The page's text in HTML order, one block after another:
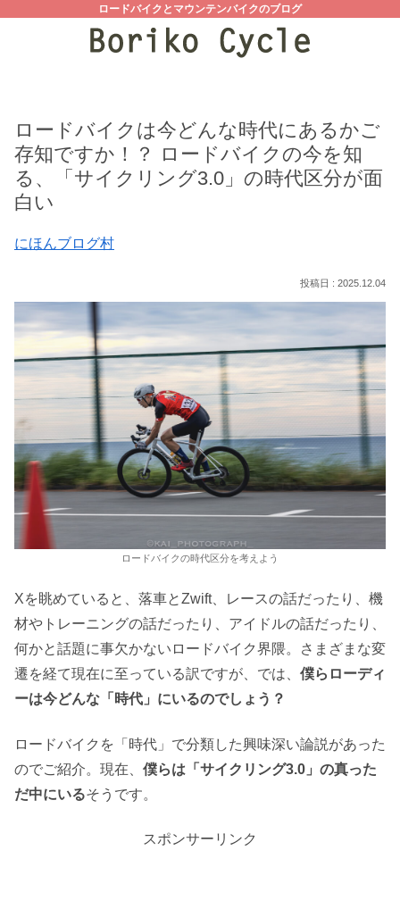
ロードバイクとマウンテンバイクのブログ
ロードバイクは今どんな時代にあるかご
存知ですか！？ ロードバイクの今を知
る、「サイクリング3.0」の時代区分が面
白い
にほんブログ村
2025.12.04
ロードバイクの時代区分を考えよう
Xを眺めていると、落車とZwift、レースの話だったり、機
材やトレーニングの話だったり、アイドルの話だったり、
何かと話題に事欠かないロードバイク界隈。さまざまな変
遷を経て現在に至っている訳ですが、では、 僕らローディ
ーは今どんな「時代」にいるのでしょう？
ロードバイクを「時代」で分類した興味深い論説があった
のでご紹介。現在、 僕らは「サイクリング3.0」の真った
だ中にいるそうです。
スポンサーリンク